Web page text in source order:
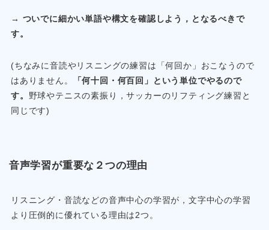
→ ついでに細かい単語や構文を確認しよう，となるべきで
す。
(ちなみに音読やリスニングの練習は「何回か」おこなうので
はありません。
「何十回・何百回」という単位でやるので
す。 野球やテニスの素振り，サッカーのリフティング練習と
同じです)
音声学習が重要な２つの理由
リスニング・音読などの音声中心の学習が，文字中心の学習
より圧倒的に優れている理由は2つ。